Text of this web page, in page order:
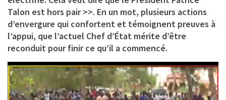
Talon est hors pair >>. En un mot, plusieurs actions
d’envergure qui confortent et témoignent preuves à
l’appui, que l’actuel Chef d’État mérite d’être
reconduit pour finir ce qu’il a commencé.